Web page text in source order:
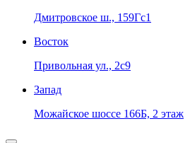
Дмитровское ш., 159Гс1
Восток
Привольная ул., 2с9
Запад
Можайское шоссе 166Б, 2 этаж